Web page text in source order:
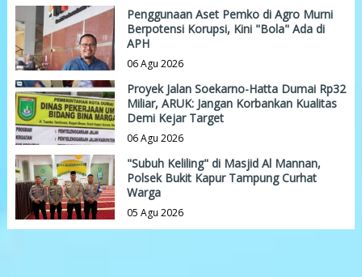
Penggunaan Aset Pemko di Agro Murni
Berpotensi Korupsi, Kini "Bola" Ada di
APH
06 Agu 2026
Proyek Jalan Soekarno-Hatta Dumai Rp32
Miliar, ARUK: Jangan Korbankan Kualitas
Demi Kejar Target
06 Agu 2026
"Subuh Keliling" di Masjid Al Mannan,
Polsek Bukit Kapur Tampung Curhat
Warga
05 Agu 2026